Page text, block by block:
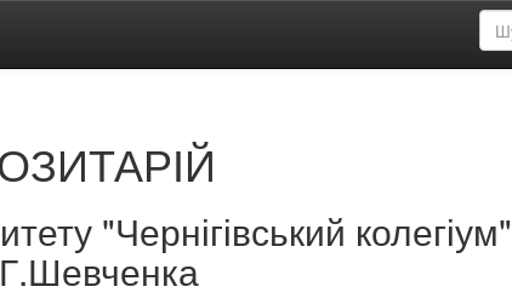
"Чернігівський колегіум"